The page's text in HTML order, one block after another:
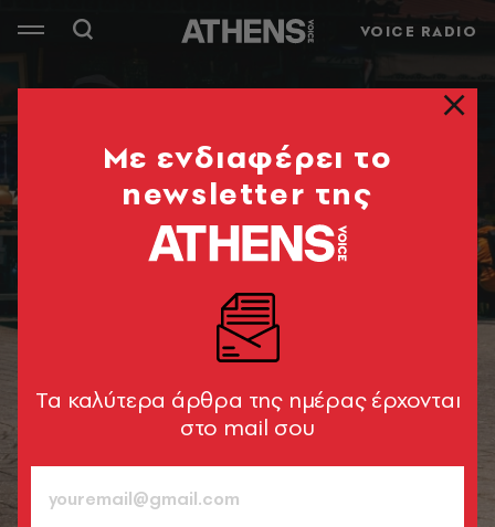
VOICE RADIO
Mε ενδιαφέρει το
newsletter της
Tα καλύτερα άρθρα της ημέρας έρχονται
στο mail σου